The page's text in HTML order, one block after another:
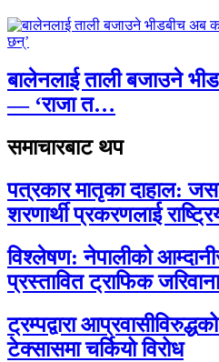
बालेनलाई ताली बजाउने
— ‘राजा त…
समाचारबाट थप
पत्रकार मातृका दाहाल:
शरणार्थी प्रकरणलाई
विश्लेषण: नेपालीको
प्रस्तावित ट्राफिक
ट्रम्पद्वारा
टेक्सासमा चर्कियो विरोध